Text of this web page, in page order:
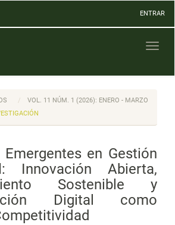
ENTRAR
VOL. 11 NÚM. 1 (2026): ENERO - MARZO
Emergentes en Gestión
Innovación Abierta,
Sostenible y
Digital como